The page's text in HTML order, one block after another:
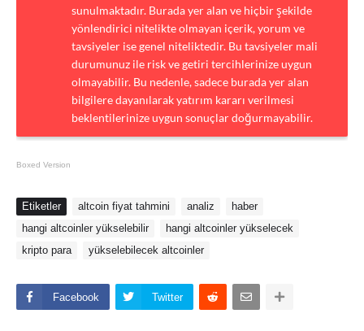
sunulmaktadır. Burada yer alan ve hiçbir şekilde
yönlendirici nitelikte olmayan içerik, yorum ve
tavsiyeler ise genel niteliktedir. Bu tavsiyeler mali
durumunuz ile risk ve getiri tercihlerinize uygun
olmayabilir. Bu nedenle, sadece burada yer alan
bilgilere dayanılarak yatırım kararı verilmesi
beklentilerinize uygun sonuçlar doğurmayabilir.
Boxed Version
Etiketler altcoin fiyat tahmini analiz
haber
hangi altcoinler yükselebilir
hangi altcoinler yükselecek
kripto para
yükselebilecek altcoinler
Facebook Twitter